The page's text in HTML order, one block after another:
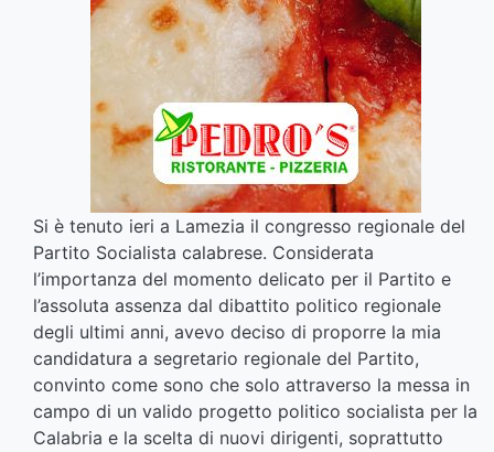
Si è tenuto ieri a Lamezia il congresso regionale del
Partito Socialista calabrese. Considerata
l’importanza del momento delicato per il Partito e
l’assoluta assenza dal dibattito politico regionale
degli ultimi anni, avevo deciso di proporre la mia
candidatura a segretario regionale del Partito,
convinto come sono che solo attraverso la messa in
campo di un valido progetto politico socialista per la
Calabria e la scelta di nuovi dirigenti, soprattutto